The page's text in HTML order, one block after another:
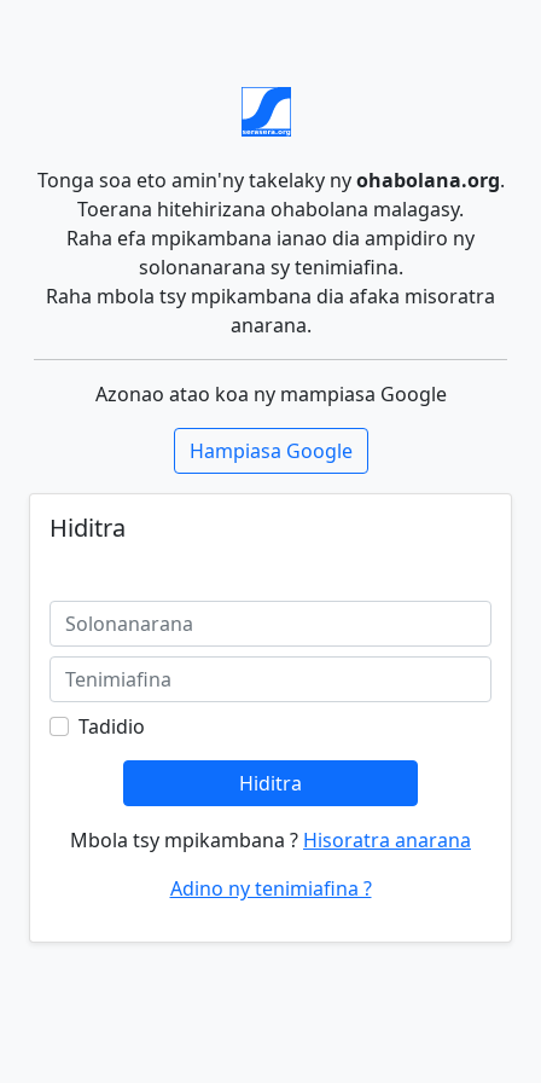
Tonga soa eto amin'ny takelaky nyohabolana.org.
Toerana hitehirizana ohabolana malagasy.
Raha efa mpikambana ianao dia ampidiro ny
solonanarana sy tenimiafina.
Raha mbola tsy mpikambana dia afaka misoratra
anarana.
Azonao atao koa ny mampiasa Google
Hampiasa Google
Hiditra
Tadidio
Hiditra
Mbola tsy mpikambana ? Hisoratra anarana
Adino ny tenimiafina ?